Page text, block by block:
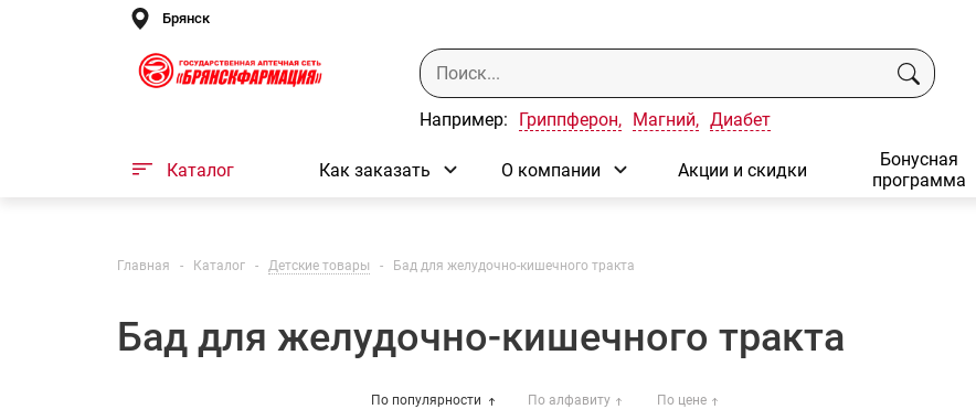
Брянск
Например: Гриппферон, Магний, Диабет
Каталог Как заказать О компании Акции и скидки
Бонусная
программа
Главная - Каталог - Детские товары - Бад для желудочно-кишечного тракта
Бад для желудочно-кишечного тракта
По популярности По алфавиту По цене